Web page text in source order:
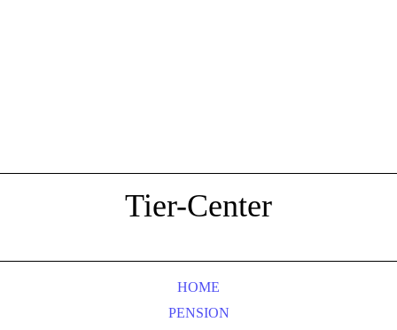
Tier-Center
HOME
PENSION